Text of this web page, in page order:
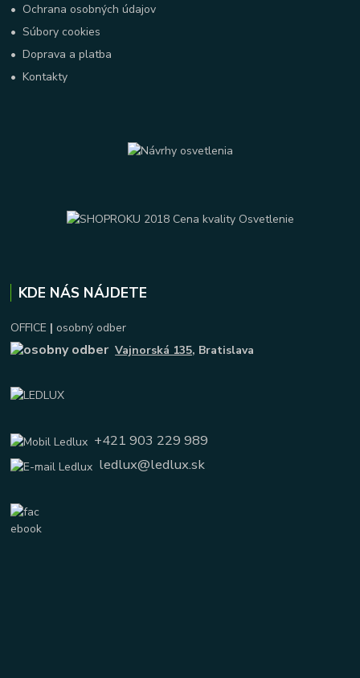
• Ochrana osobných údajov
•Súbory cookies
•Doprava a platba
•Kontakty
KDE NÁS NÁJDETE
OFFICE | osobný odber
Vajnorská 135, Bratislava
+421 903 229 989
ledlux@ledlux.sk